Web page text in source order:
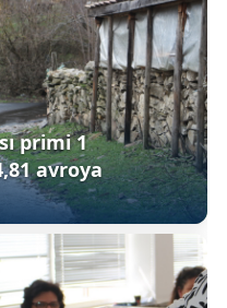
primi 1
avroya